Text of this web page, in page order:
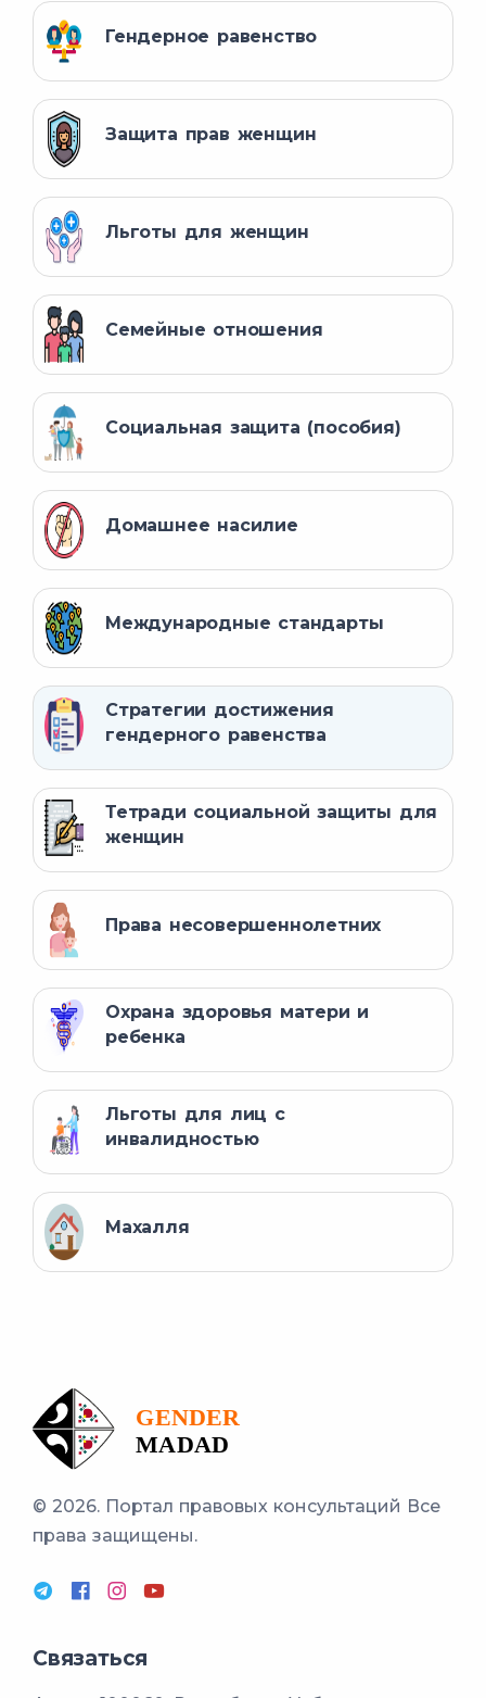
Гендерное равенство
Защита прав женщин
Льготы для женщин
Семейные отношения
Социальная защита (пособия)
Домашнее насилие
Международные стандарты
Стратегии достижения
гендерного равенства
Тетради социальной защиты для
женщин
Права несовершеннолетних
Охрана здоровья матери и
ребенка
Льготы для лиц с
инвалидностью
Махалля
© 2026. Портал правовых консультаций Все
права защищены.
Связаться